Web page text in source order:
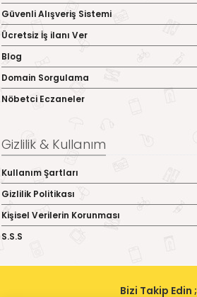
Güvenli Alışveriş Sistemi
Ücretsiz İş ilanı Ver
Blog
Domain Sorgulama
Nöbetci Eczaneler
Gizlilik & Kullanım
Kullanım Şartları
Gizlilik Politikası
Kişisel Verilerin Korunması
S.S.S
Bizi Takip Edin ;